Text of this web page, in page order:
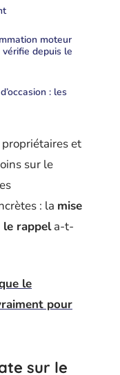
moteur
depuis le
: les
et
sur le
: la mise
le rappela-t-
le
pour
sur le